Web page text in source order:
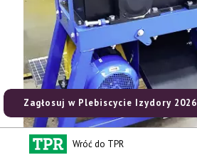
Zagłosuj w Plebiscycie Izydory 2026
Wróć do TPR